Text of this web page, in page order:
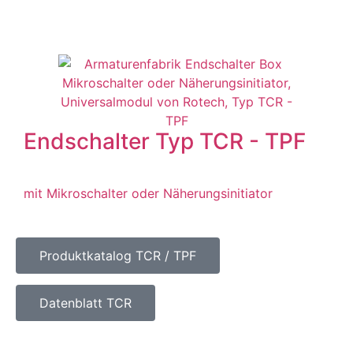
Endschalter Typ TCR - TPF
mit Mikroschalter oder Näherungsinitiator
Produktkatalog TCR / TPF
Datenblatt TCR